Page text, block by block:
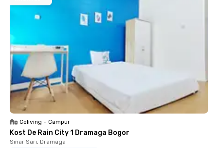
Coliving • Campur
Kost De Rain City 1 Dramaga Bogor
Sinar Sari, Dramaga